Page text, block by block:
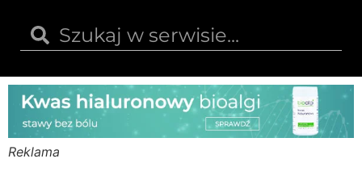
Reklama